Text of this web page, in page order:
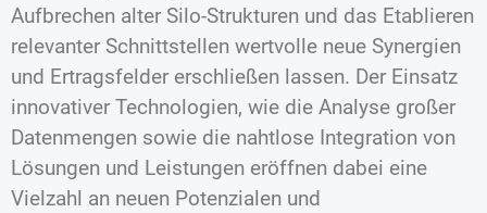
Aufbrechen alter Silo-Strukturen und das Etablieren
relevanter Schnittstellen wertvolle neue Synergien
und Ertragsfelder erschließen lassen. Der Einsatz
innovativer Technologien, wie die Analyse großer
Datenmengen sowie die nahtlose Integration von
Lösungen und Leistungen eröffnen dabei eine
Vielzahl an neuen Potenzialen und